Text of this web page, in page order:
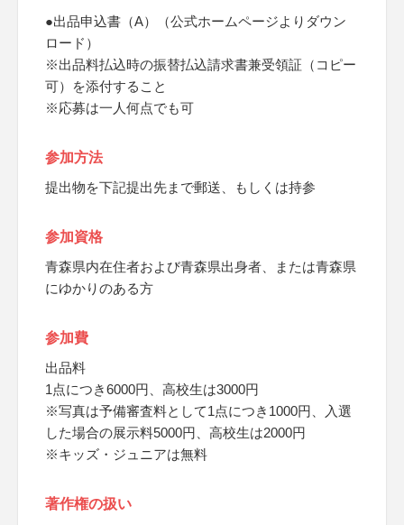
●出品申込書（A）（公式ホームページよりダウン
ロード）
※出品料払込時の振替払込請求書兼受領証（コピー
可）を添付すること
※応募は一人何点でも可
参加方法
提出物を下記提出先まで郵送、もしくは持参
参加資格
青森県内在住者および青森県出身者、または青森県
にゆかりのある方
参加費
出品料
1点につき6000円、高校生は3000円
※写真は予備審査料として1点につき1000円、入選
した場合の展示料5000円、高校生は2000円
※キッズ・ジュニアは無料
著作権の扱い